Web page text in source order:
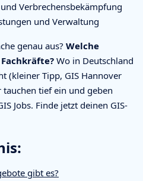
Verbrechensbekämpfung
und Verwaltung
genau aus? Welche
Wo in Deutschland
(kleiner Tipp, GIS Hannover
tief ein und geben
Jobs. Finde jetzt deinen GIS-
gibt es?